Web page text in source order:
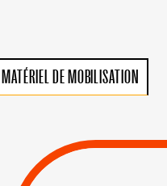
MATÉRIEL DE MOBILISATION
VIOLATIONS DES